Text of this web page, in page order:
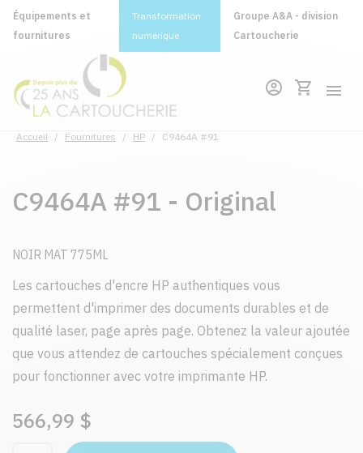
Équipements et
fournitures
Transformation
numérique
Groupe A&A - division
Cartoucherie
Accueil / Fournitures / HP / C9464A #91
C9464A #91 - Original
NOIR MAT 775ML
Les cartouches d'encre HP authentiques vous
permettent d'imprimer des documents durables et de
qualité laser, page après page. Obtenez la valeur ajoutée
que vous attendez de cartouches spécialement conçues
pour fonctionner avec votre imprimante HP.
566,99 $